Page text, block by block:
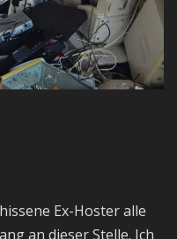
Ex-Hoster alle
an dieser Stelle. Ich